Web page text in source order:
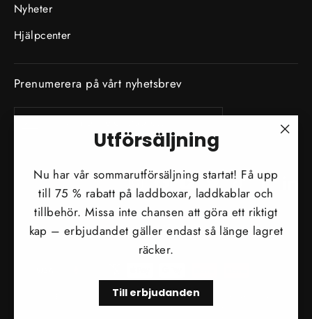
Utförsäljning
Nu har vår sommarutförsäljning startat! Få upp
till 75 % rabatt på laddboxar, laddkablar och
tillbehör. Missa inte chansen att göra ett riktigt
kap – erbjudandet gäller endast så länge lagret
räcker.
Till erbjudanden
Nyheter
Hjälpcenter
Prenumerera på vårt nyhetsbrev
InstagramFacebook
YouTubeTwitterTikTokTumblr
Valuta
Österrike (EUR €)
© 2026 EVconnect | Södra Kungsvägen 71, 18132 Lidingö | 08 - 48 00 14 60 |
support@evconnect.se | Org.nr 559005-0182